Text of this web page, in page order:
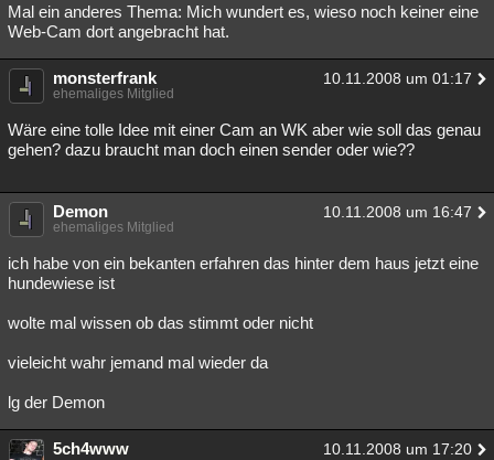
Mal ein anderes Thema: Mich wundert es, wieso noch keiner eine
Web-Cam dort angebracht hat.
monsterfrank 10.11.2008 um 01:17
ehemaliges Mitglied
Wäre eine tolle Idee mit einer Cam an WK aber wie soll das genau
gehen? dazu braucht man doch einen sender oder wie??
Demon 10.11.2008 um 16:47
ehemaliges Mitglied
ich habe von ein bekanten erfahren das hinter dem haus jetzt eine
hundewiese ist
wolte mal wissen ob das stimmt oder nicht
vieleicht wahr jemand mal wieder da
lg der Demon
5ch4www 10.11.2008 um 17:20